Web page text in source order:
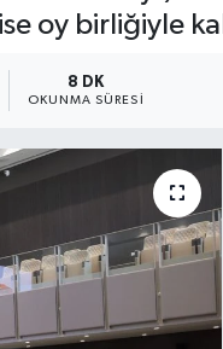
ise oy birliğiyle
8 DK
OKUNMA SÜRESI